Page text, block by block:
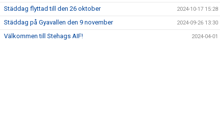
Städdag flyttad till den 26 oktober 2024-10-17 15:28
Städdag på Gyavallen den 9 november 2024-09-26 13:30
Välkommen till Stehags AIF! 2024-04-01